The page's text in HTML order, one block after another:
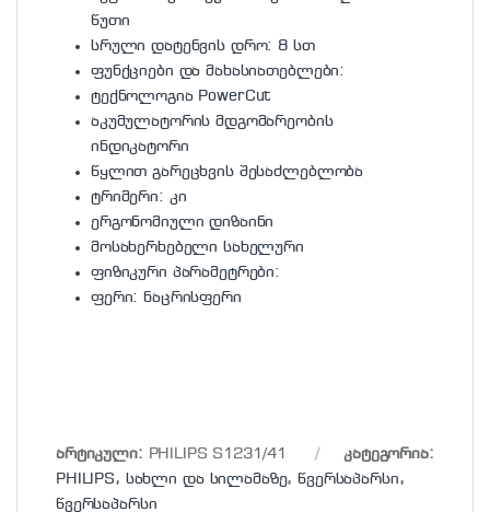
წუთი
სრული დატენვის დრო: 8 სთ
ფუნქციები და მახასიათებლები:
ტექნოლოგია PowerCut
აკუმულატორის მდგომარეობის
ინდიკატორი
წყლით გარეცხვის შესაძლებლობა
ტრიმერი: კი
ერგონომიული დიზაინი
მოსახერხებელი სახელური
ფიზიკური პარამეტრები:
ფერი: ნაცრისფერი
არტიკული: PHILIPS S1231/41
კატეგორია:
PHILIPS, სახლი და სილამაზე,წვერსაპარსი,
წვერსაპარსი